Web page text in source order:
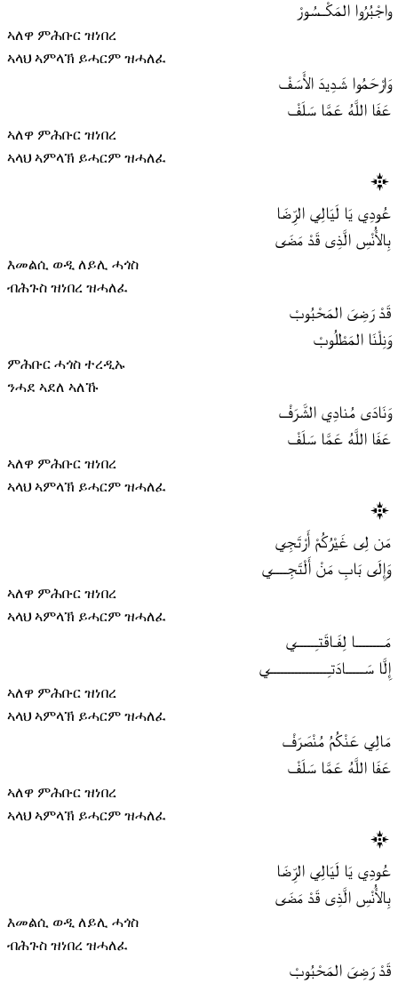
واجْبُرُوا المَكْــسُورْ
ኣለዋ ምሕቡር ዝነበረ
ኣላህ ኣምላኽ ይሓርም ዝሓለፈ
وَارْحَمُوا شَدِيدَ الأَسَفْ
عَفَا اللَّهُ عَمَّا سَلَفْ
ኣለዋ ምሕቡር ዝነበረ
ኣላህ ኣምላኽ ይሓርም ዝሓለፈ
عُودِي يَا لَيَالِي الرِّضَا
بِالأُنْسِ الَّذِى قَدْ مَضَى
እመልሲ ወዲ ለይሊ ሓጎስ
ብሕጉስ ዝነበረ ዝሓለፈ
قَدْ رَضِىَ المَحْبُوبْ
وَنِلْنَا المَطْلُوبْ
ምሕቡር ሓጎስ ተረዲኡ
ንሓደ ኣደለ ኣለኹ
وَنَادَى مُنادِي الشَّرَفْ
عَفَا اللَّهُ عَمَّا سَلَفْ
ኣለዋ ምሕቡር ዝነበረ
ኣላህ ኣምላኽ ይሓርም ዝሓለፈ
مَن لِى غَيْرُكُمْ أَرْتَجِي
وَإِلَى بَابِ مَنْ أَلْتَجِــــي
ኣለዋ ምሕቡር ዝነበረ
ኣላህ ኣምላኽ ይሓርም ዝሓለፈ
مَــــــــا لِفَـاقَتـِـــــي
إِلَّا سَـــــادَتـِــــــــــــــــي
ኣለዋ ምሕቡር ዝነበረ
ኣላህ ኣምላኽ ይሓርም ዝሓለፈ
مَالِي عَنْكُمُ مُنْصَرَفْ
عَفَا اللَّهُ عَمَّا سَلَفْ
ኣለዋ ምሕቡር ዝነበረ
ኣላህ ኣምላኽ ይሓርም ዝሓለፈ
عُودِي يَا لَيَالِي الرِّضَا
بِالأُنْسِ الَّذِى قَدْ مَضَى
እመልሲ ወዲ ለይሊ ሓጎስ
ብሕጉስ ዝነበረ ዝሓለፈ
قَدْ رَضِىَ المَحْبُوبْ